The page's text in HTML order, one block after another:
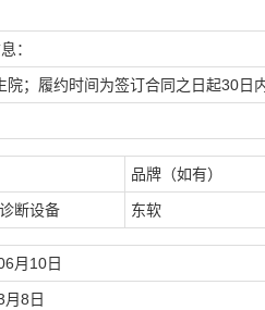
：
院；履约时间为签订合同之日起30日
品牌（如有）
断设备 东软
月10日
8日